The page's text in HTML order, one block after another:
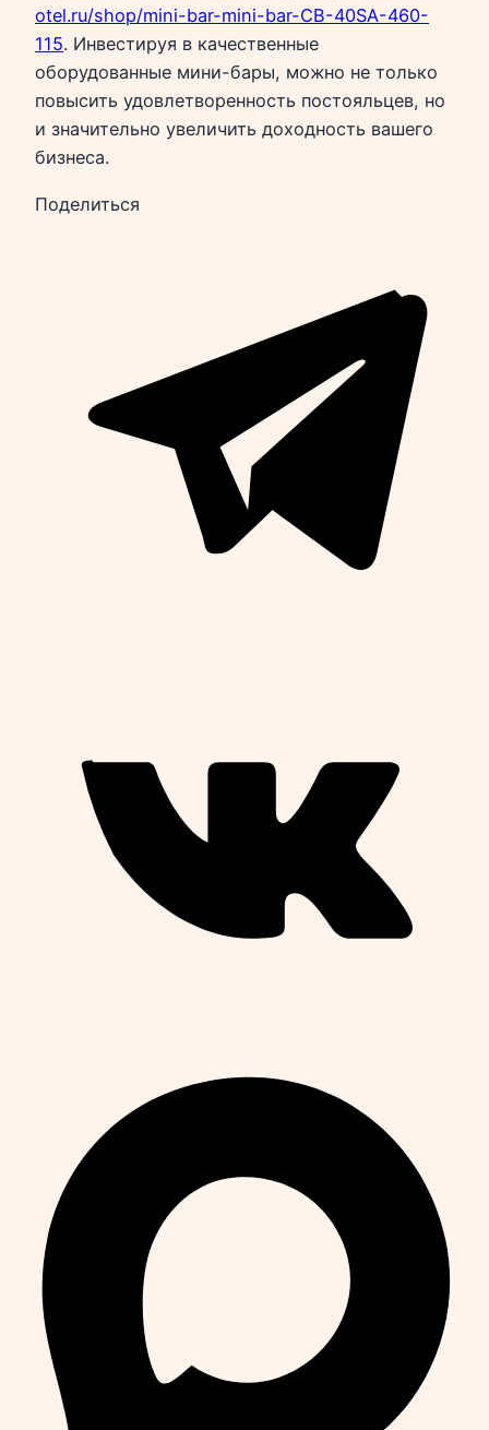
otel.ru/shop/mini-bar-mini-bar-CB-40SA-460-
115. Инвестируя в качественные
оборудованные мини-бары, можно не только
повысить удовлетворенность постояльцев, но
и значительно увеличить доходность вашего
бизнеса.
Поделиться